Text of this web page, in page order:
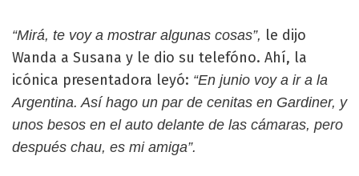
“Mirá, te voy a mostrar algunas cosas”, le dijo
Wanda a Susana y le dio su telefóno. Ahí, la
icónica presentadora leyó: “En junio voy a ir a la
Argentina. Así hago un par de cenitas en Gardiner, y
unos besos en el auto delante de las cámaras, pero
después chau, es mi amiga”.